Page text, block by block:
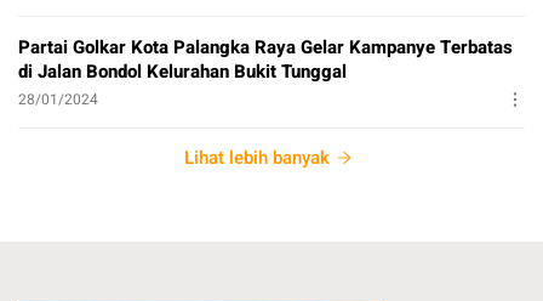
Partai Golkar Kota Palangka Raya Gelar Kampanye Terbatas
di Jalan Bondol Kelurahan Bukit Tunggal
28/01/2024
Lihat lebih banyak